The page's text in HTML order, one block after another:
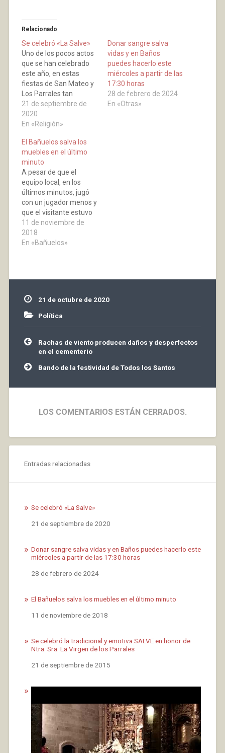
Relacionado
Se celebró «La Salve»
Uno de los pocos actos
que se han celebrado
este año, en estas
fiestas de San Mateo y
Los Parrales tan
atípicas, ha sido "La
Salve" que este año se
ha trasladado a la
estableciendose todas
las medidas de
seguridad necesarias.
21 de septiembre de
2020
En «Religión»
Donar sangre salva
vidas y en Baños
puedes hacerlo este
miércoles a partir de las
17:30 horas
28 de febrero de 2024
En «Otras»
El Bañuelos salva los
muebles en el último
minuto
A pesar de que el
equipo local, en los
últimos minutos, jugó
con un jugador menos y
que el visitante estuvo
buena parte del partido
por delante, gracias a
un gol de David Jimeno
11 de noviembre de
2018
En «Bañuelos»
21 de octubre de 2020
Política
Navegación
de
entradas
Rachas de viento producen daños y desperfectos
en el cementerio
Bando de la festividad de Todos los Santos
LOS COMENTARIOS ESTÁN CERRADOS.
Entradas relacionadas
Se celebró «La Salve»
Fecha
21 de septiembre de 2020
Donar sangre salva vidas y en Baños puedes hacerlo este
miércoles a partir de las 17:30 horas
Fecha
28 de febrero de 2024
El Bañuelos salva los muebles en el último minuto
Fecha
11 de noviembre de 2018
Se celebró la tradicional y emotiva SALVE en honor de
Ntra. Sra. La Virgen de los Parrales
Fecha
21 de septiembre de 2015